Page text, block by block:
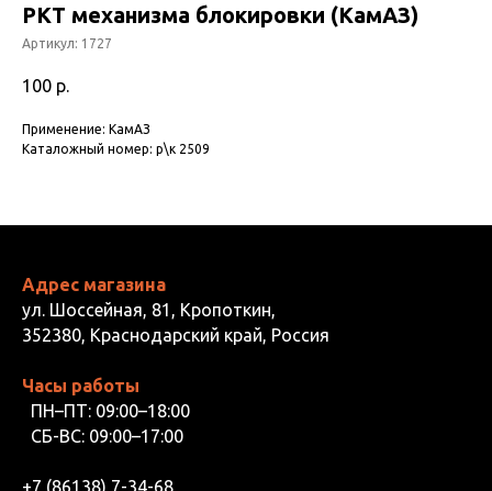
РКТ механизма блокировки (КамАЗ)
Артикул: 1727
100 р.
Применение: КамАЗ
Каталожный номер: р\к 2509
Адрес магазина
ул. Шоссейная, 81, Кропоткин,
352380, Краснодарский край, Россия
Часы работы
ПН–ПТ: 09:00–18:00
СБ-ВС: 09:00–17:00
+7 (86138) 7-34-68